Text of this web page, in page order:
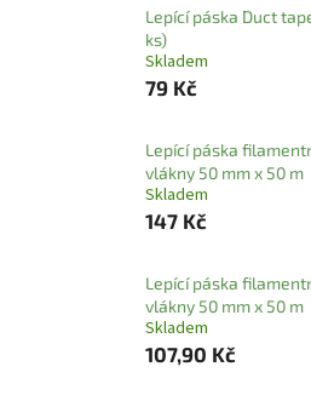
Lepící páska Duct
ks)
Skladem
79 Kč
Lepící páska
vlákny 50 mm x 50 m
Skladem
147 Kč
Lepící páska
vlákny 50 mm x 50 m
Skladem
107,90 Kč